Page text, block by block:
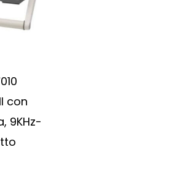
con
9KHz-